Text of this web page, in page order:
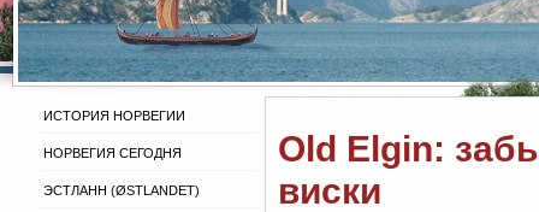
ИСТОРИЯ НОРВЕГИИ
НОРВЕГИЯ СЕГОДНЯ
ЭСТЛАНН (ØSTLANDET)
Old Elgin:
виски